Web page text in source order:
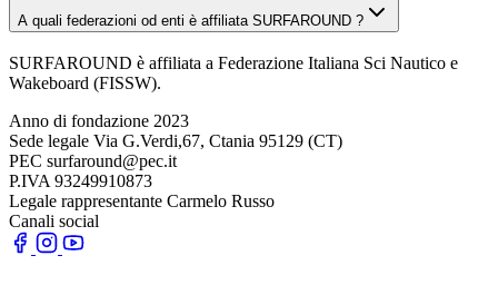
A quali federazioni od enti è affiliata SURFAROUND ?
SURFAROUND è affiliata a Federazione Italiana Sci Nautico e
Wakeboard (FISSW).
Anno di fondazione 2023
Sede legale Via G.Verdi,67, Ctania 95129 (CT)
PEC surfaround@pec.it
P.IVA 93249910873
Legale rappresentante Carmelo Russo
Canali social